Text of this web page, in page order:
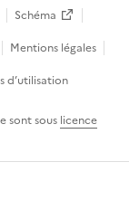
Schéma
Mentions légales
d’utilisation
sont sous licence